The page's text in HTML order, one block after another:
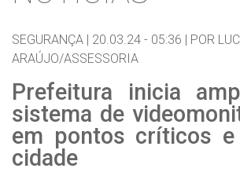
SEGURANÇA | 20.03.24 - 05:36 | POR
ARAÚJO/ASSESSORIA
Prefeitura inicia
sistema de
em pontos críticos e
cidade